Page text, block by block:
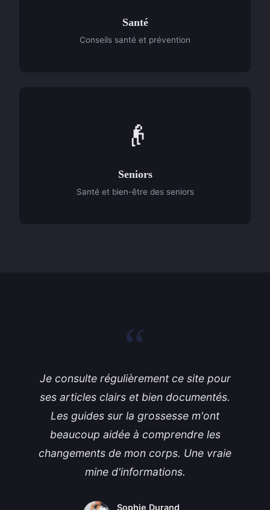
Santé
Conseils santé et prévention
👴
Seniors
Santé et bien-être des seniors
“
Je consulte régulièrement ce site pour
ses articles clairs et bien documentés.
Les guides sur la grossesse m'ont
beaucoup aidée à comprendre les
changements de mon corps. Une vraie
mine d'informations.
Sophie Durand